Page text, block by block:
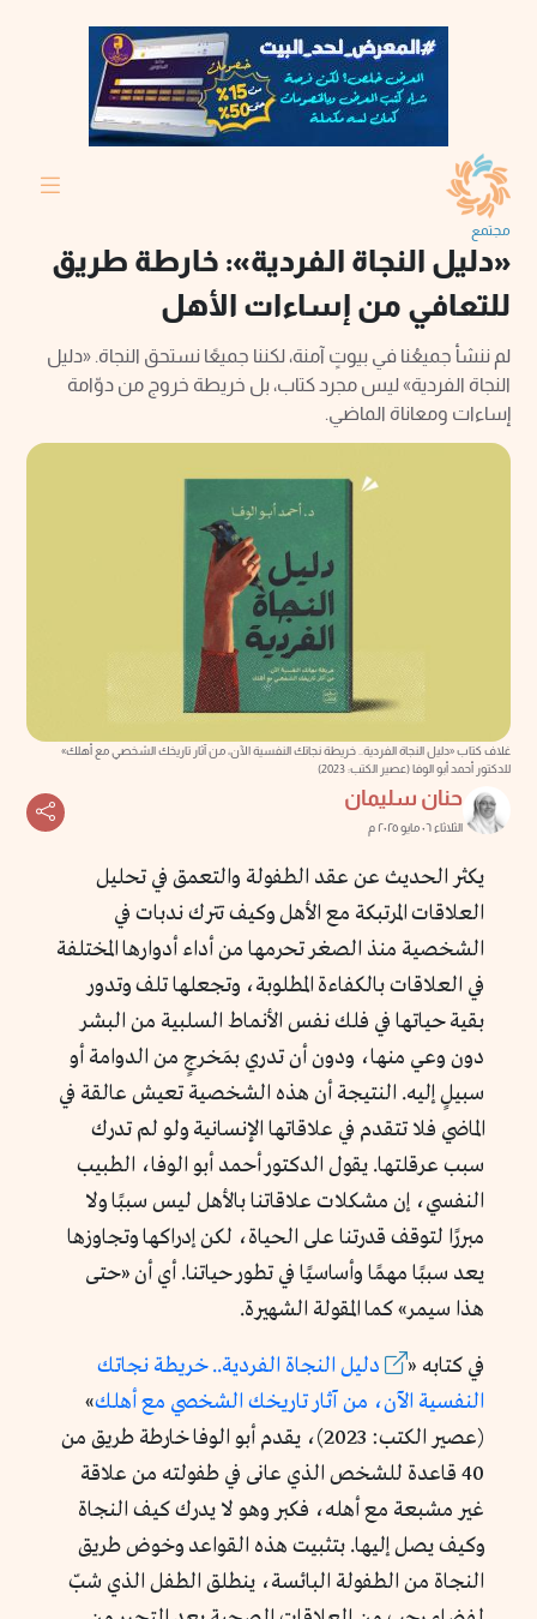
مجتمع
«دليل النجاة الفردية»: خارطة طريق
للتعافي من إساءات الأهل
لم ننشأ جميعُنا في بيوتٍ آمنة، لكننا جميعًا نستحق النجاة. «دليل
النجاة الفردية» ليس مجرد كتاب، بل خريطة خروج من دوّامة
إساءات ومعاناة الماضي.
غلاف كتاب «دليل النجاة الفردية.. خريطة نجاتك النفسية الآن، من آثار تاريخك الشخصي مع أهلك»
للدكتور أحمد أبو الوفا (عصير الكتب: 2023)
حنان سليمان
الثلاثاء ٠٦ مايو ٢٠٢٥ م
يكثر الحديث عن عقد الطفولة والتعمق في تحليل
العلاقات المرتبكة مع الأهل وكيف تترك ندبات في
الشخصية منذ الصغر تحرمها من أداء أدوارها المختلفة
في العلاقات بالكفاءة المطلوبة، وتجعلها تلف وتدور
بقية حياتها في فلك نفس الأنماط السلبية من البشر
دون وعي منها، ودون أن تدري بمَخرجٍ من الدوامة أو
سبيلٍ إليه. النتيجة أن هذه الشخصية تعيش عالقة في
الماضي فلا تتقدم في علاقاتها الإنسانية ولو لم تدرك
سبب عرقلتها. يقول الدكتور أحمد أبو الوفا، الطبيب
النفسي، إن مشكلات علاقاتنا بالأهل ليس سببًا ولا
مبررًا لتوقف قدرتنا على الحياة، لكن إدراكها وتجاوزها
يعد سببًا مهمًا وأساسيًا في تطور حياتنا. أي أن «حتى
هذا سيمر» كما المقولة الشهيرة.
في كتابه «
دليل النجاة الفردية.. خريطة نجاتك
النفسية الآن، من آثار تاريخك الشخصي مع أهلك»
(عصير الكتب: 2023)، يقدم أبو الوفا خارطة طريق من
40 قاعدة للشخص الذي عانى في طفولته من علاقة
غير مشبعة مع أهله، فكبر وهو لا يدرك كيف النجاة
وكيف يصل إليها. بتثبيت هذه القواعد وخوض طريق
النجاة من الطفولة البائسة، ينطلق الطفل الذي شبّ